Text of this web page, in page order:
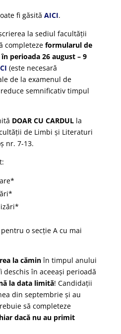
fi găsită AICI.
la sediul facultății
completeze formularul de
în perioada 26 august – 9
(este necesară
de la examenul de
semnificativ timpul
DOAR CU CARDULla
de Limbi și Literaturi
nr. 7-13.
o secție A cu mai
la căminîn timpul anului
în aceeași perioadă
la data limită! Candidații
din septembrie și au
să completeze
dacă nu au primit